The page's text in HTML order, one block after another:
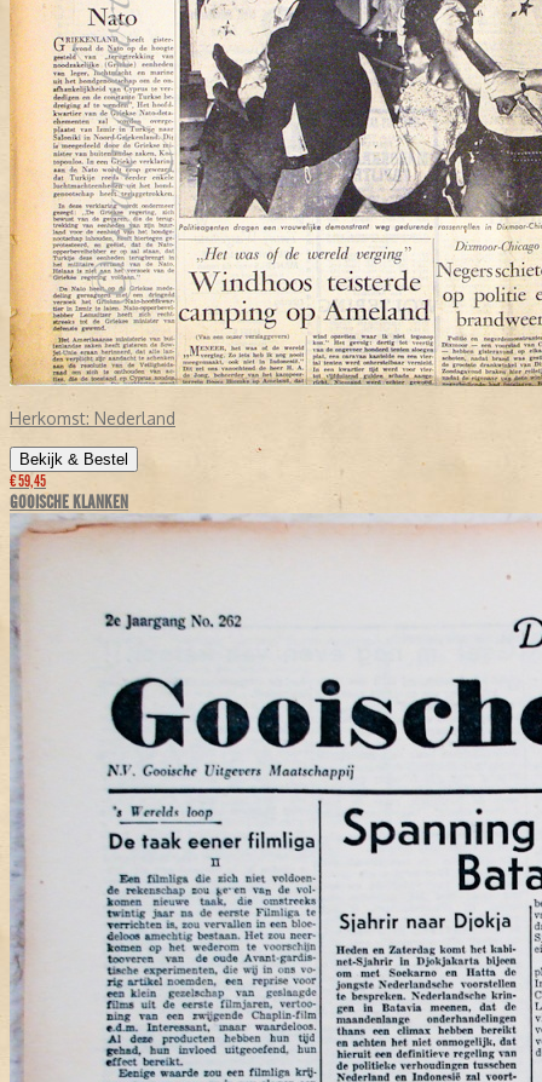
Herkomst: Nederland
Bekijk & Bestel
€ 59,45
GOOISCHE KLANKEN